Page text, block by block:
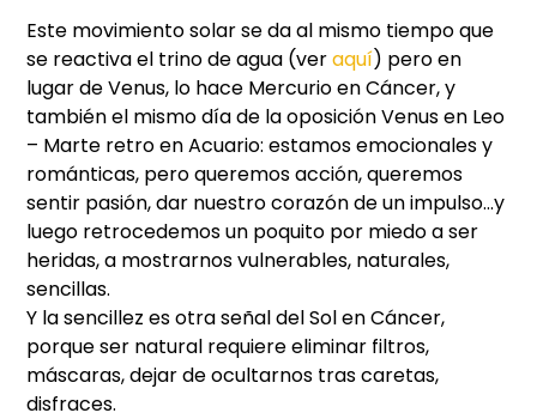
Este movimiento solar se da al mismo tiempo que
se reactiva el trino de agua (veraquí) pero en
lugar de Venus, lo hace Mercurio en Cáncer, y
también el mismo día de la oposición Venus en Leo
– Marte retro en Acuario: estamos emocionales y
románticas, pero queremos acción, queremos
sentir pasión, dar nuestro corazón de un impulso…y
luego retrocedemos un poquito por miedo a ser
heridas, a mostrarnos vulnerables, naturales,
sencillas.
Y la sencillez es otra señal del Sol en Cáncer,
porque ser natural requiere eliminar filtros,
máscaras, dejar de ocultarnos tras caretas,
disfraces.